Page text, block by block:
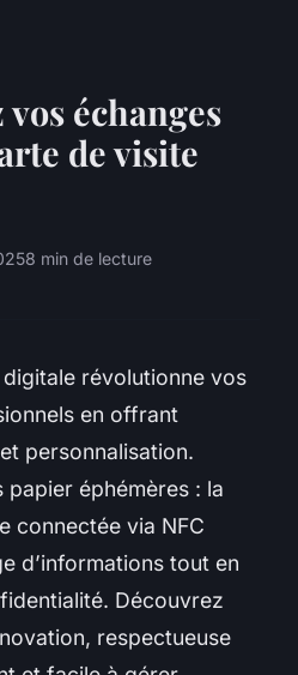
échanges
de visite
8 min de lecture
révolutionne vos
en offrant
personnalisation.
papier éphémères : la
connectée via NFC
d’informations tout en
Découvrez
respectueuse